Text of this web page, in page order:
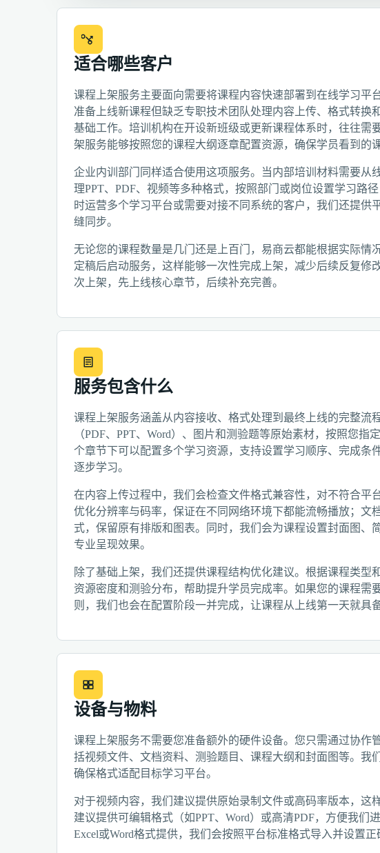
适合哪些客户
课程上架服务主要面向需要将课程内容快速部署到在线学习平
准备上线新课程但缺乏专职技术团队处理内容上传、格式转换
基础工作。培训机构在开设新班级或更新课程体系时，往往需
架服务能够按照您的课程大纲逐章配置资源，确保学员看到的
企业内训部门同样适合使用这项服务。当内部培训材料需要从
理PPT、PDF、视频等多种格式，按照部门或岗位设置学习路
时运营多个学习平台或需要对接不同系统的客户，我们还提供
缝同步。
无论您的课程数量是几门还是上百门，易商云都能根据实际情
定稿后启动服务，这样能够一次性完成上架，减少后续反复修
次上架，先上线核心章节，后续补充完善。
服务包含什么
课程上架服务涵盖从内容接收、格式处理到最终上线的完整流
（PDF、PPT、Word）、图片和测验题等原始素材，按照您
个章节下可以配置多个学习资源，支持设置学习顺序、完成条
逐步学习。
在内容上传过程中，我们会检查文件格式兼容性，对不符合平
优化分辨率与码率，保证在不同网络环境下都能流畅播放；文
式，保留原有排版和图表。同时，我们会为课程设置封面图、
专业呈现效果。
除了基础上架，我们还提供课程结构优化建议。根据课程类型
资源密度和测验分布，帮助提升学员完成率。如果您的课程需
则，我们也会在配置阶段一并完成，让课程从上线第一天就具
设备与物料
课程上架服务不需要您准备额外的硬件设备。您只需通过协作
括视频文件、文档资料、测验题目、课程大纲和封面图等。我
确保格式适配目标学习平台。
对于视频内容，我们建议提供原始录制文件或高码率版本，这
建议提供可编辑格式（如PPT、Word）或高清PDF，方便我们
Excel或Word格式提供，我们会按照平台标准格式导入并设置正